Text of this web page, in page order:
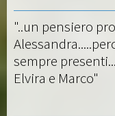
"..un pensiero
sempre presenti...
Elvira e Marco"